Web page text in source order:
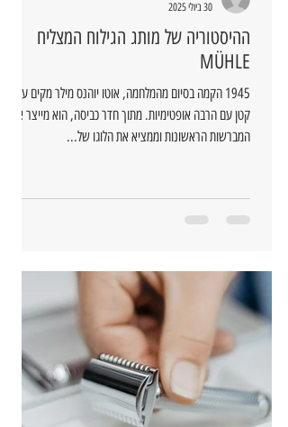
ההיסטוריה של מותג הגילוח המצליח
MÜHLE
1945 הקמה בסיום מהמלחמה, אוטו יוהנס מילר מקים עסק
קטן עם הרבה אופטימיות. מתוך חדר כביסה, הוא מייצר את
המברשות הראשונות וממציא את הלוגו של...
30 ביולי 2025